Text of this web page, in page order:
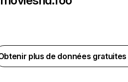
plus de données